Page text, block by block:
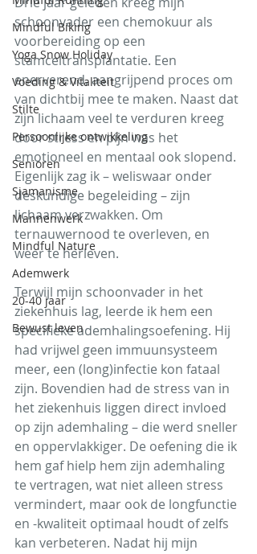
Mindful Biking
Yoga Snow Holiday
Voeding & Vitaliteit
Stilte
Persoonlijke ontwikkeling
Senioren
Sjamanisme
Mannenwerk
Mindful Nature
Ademwerk
20-40 jaar
Bewust leven
schoonvader een chemokuur als
voorbereiding op een
stamceltransplantatie. Een
enerverend, aangrijpend proces om
van dichtbij mee te maken. Naast dat
zijn lichaam veel te verduren kreeg
door stress en pijn was het
emotioneel en mentaal ook slopend.
Eigenlijk zag ik – weliswaar onder
deskundige begeleiding – zijn
lichaam verzwakken. Om
ternauwernood te overleven, en
weer te herleven.
Terwijl mijn schoonvader in het
ziekenhuis lag, leerde ik hem een
specifieke ademhalingsoefening. Hij
had vrijwel geen immuunsysteem
meer, een (long)infectie kon fataal
zijn. Bovendien had de stress van in
het ziekenhuis liggen direct invloed
op zijn ademhaling – die werd sneller
en oppervlakkiger. De oefening die ik
hem gaf hielp hem zijn ademhaling
te vertragen, wat niet alleen stress
vermindert, maar ook de longfunctie
en -kwaliteit optimaal houdt of zelfs
kan verbeteren. Nadat hij mijn